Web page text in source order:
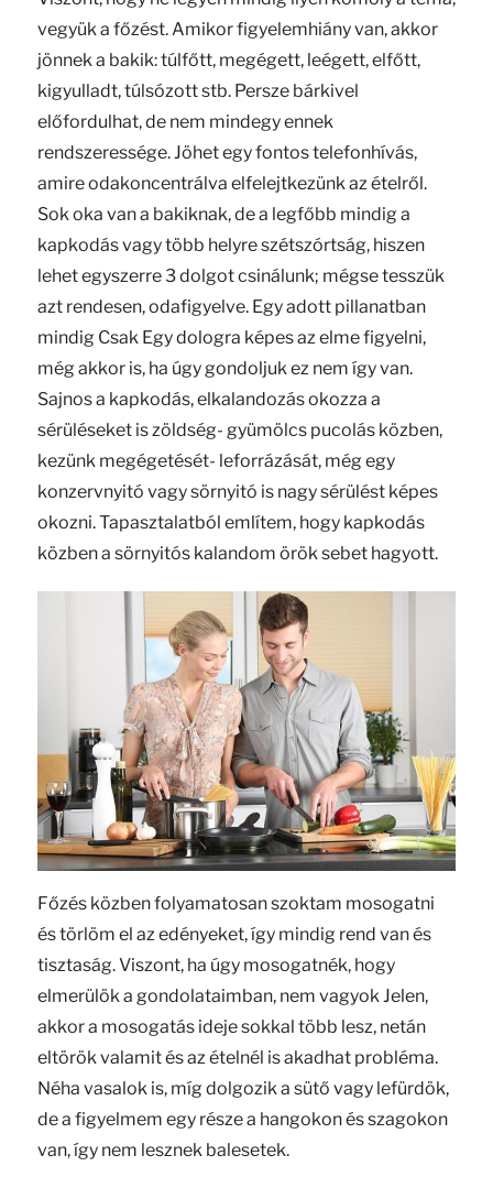
vegyük a főzést. Amikor figyelemhiány van, akkor
jönnek a bakik: túlfőtt, megégett, leégett, elfőtt,
kigyulladt, túlsózott stb. Persze bárkivel
előfordulhat, de nem mindegy ennek
rendszeressége. Jöhet egy fontos telefonhívás,
amire odakoncentrálva elfelejtkezünk az ételről.
Sok oka van a bakiknak, de a legfőbb mindig a
kapkodás vagy több helyre szétszórtság, hiszen
lehet egyszerre 3 dolgot csinálunk; mégse tesszük
azt rendesen, odafigyelve. Egy adott pillanatban
mindig Csak Egy dologra képes az elme figyelni,
még akkor is, ha úgy gondoljuk ez nem így van.
Sajnos a kapkodás, elkalandozás okozza a
sérüléseket is zöldség- gyümölcs pucolás közben,
kezünk megégetését- leforrázását, még egy
konzervnyitó vagy sörnyitó is nagy sérülést képes
okozni. Tapasztalatból említem, hogy kapkodás
közben a sörnyitós kalandom örök sebet hagyott.
Főzés közben folyamatosan szoktam mosogatni
és törlöm el az edényeket, így mindig rend van és
tisztaság. Viszont, ha úgy mosogatnék, hogy
elmerülök a gondolataimban, nem vagyok Jelen,
akkor a mosogatás ideje sokkal több lesz, netán
eltörök valamit és az ételnél is akadhat probléma.
Néha vasalok is, míg dolgozik a sütő vagy lefürdök,
de a figyelmem egy része a hangokon és szagokon
van, így nem lesznek balesetek.